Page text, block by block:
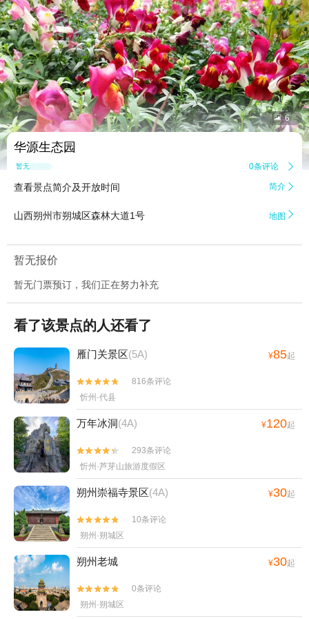
 6
华源生态园
暂无点评 0条评论 
查看景点简介及开放时间 简介 
山西朔州市朔城区森林大道1号 地图 
暂无报价
暂无门票预订，我们正在努力补充
看了该景点的人还看了
雁门关景区(5A) ¥85起


816条评论
忻州·代县
万年冰洞(4A) ¥120起


293条评论
忻州·芦芽山旅游度假区
朔州崇福寺景区(4A) ¥30起


10条评论
朔州·朔城区
朔州老城 ¥30起


0条评论
朔州·朔城区
